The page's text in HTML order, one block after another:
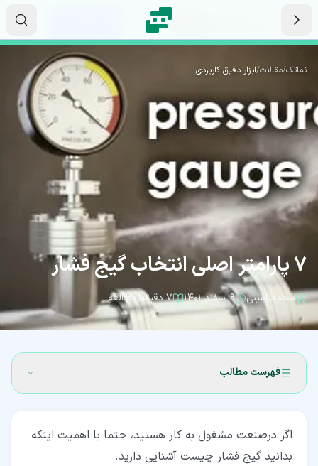
نماتک/مقالات/ابزار دقیق کاربردی
7 پارامتر اصلی انتخاب گیج فشار
محمد امینی ۹ اسفند ۱۴۰۱ ۷ دقیقه مطالعه
فهرست مطالب
۲‏- متریال بدنه گیج فشار چیست؟ (housing material)
اگر درصنعت مشغول به کار هستید، حتما با اهمیت اینکه
بدانید گیج فشار چیست آشنایی دارید.